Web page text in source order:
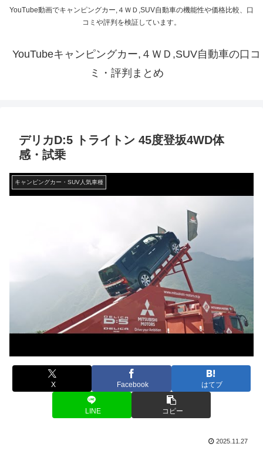
YouTube動画でキャンピングカー,４ＷＤ,SUV自動車の機能性や価格比較、口
コミや評判を検証しています。
YouTubeキャンピングカー,４ＷＤ,SUV自動車の口コ
ミ・評判まとめ
デリカD:5 トライトン 45度登坂4WD体
感・試乗
キャンピングカー・SUV人気車種
X Facebook はてブ
LINE コピー
2025.11.27